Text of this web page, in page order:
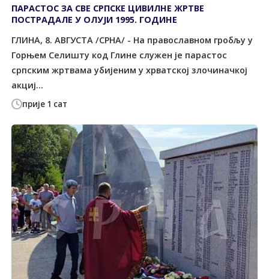
прије 1 сат
ПАРАСТОС ЗА СВЕ СРПСКЕ ЦИВИЛНЕ ЖРТВЕ
ПОСТРАДАЛЕ У ОЛУЈИ 1995. ГОДИНЕ
ГЛИНА, 8. АВГУСTА /СРНА/ - На православном гробљу у
Горњем Селишту код Глине служен је парастос
српским жртвама убијеним у хрватској злочиначкој
акциј...